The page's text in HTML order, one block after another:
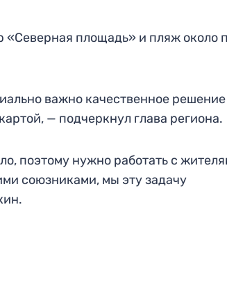
«Северная площадь» и пляж около
важно качественное
— подчеркнул глава региона.
поэтому нужно работать с
союзниками, мы эту задачу